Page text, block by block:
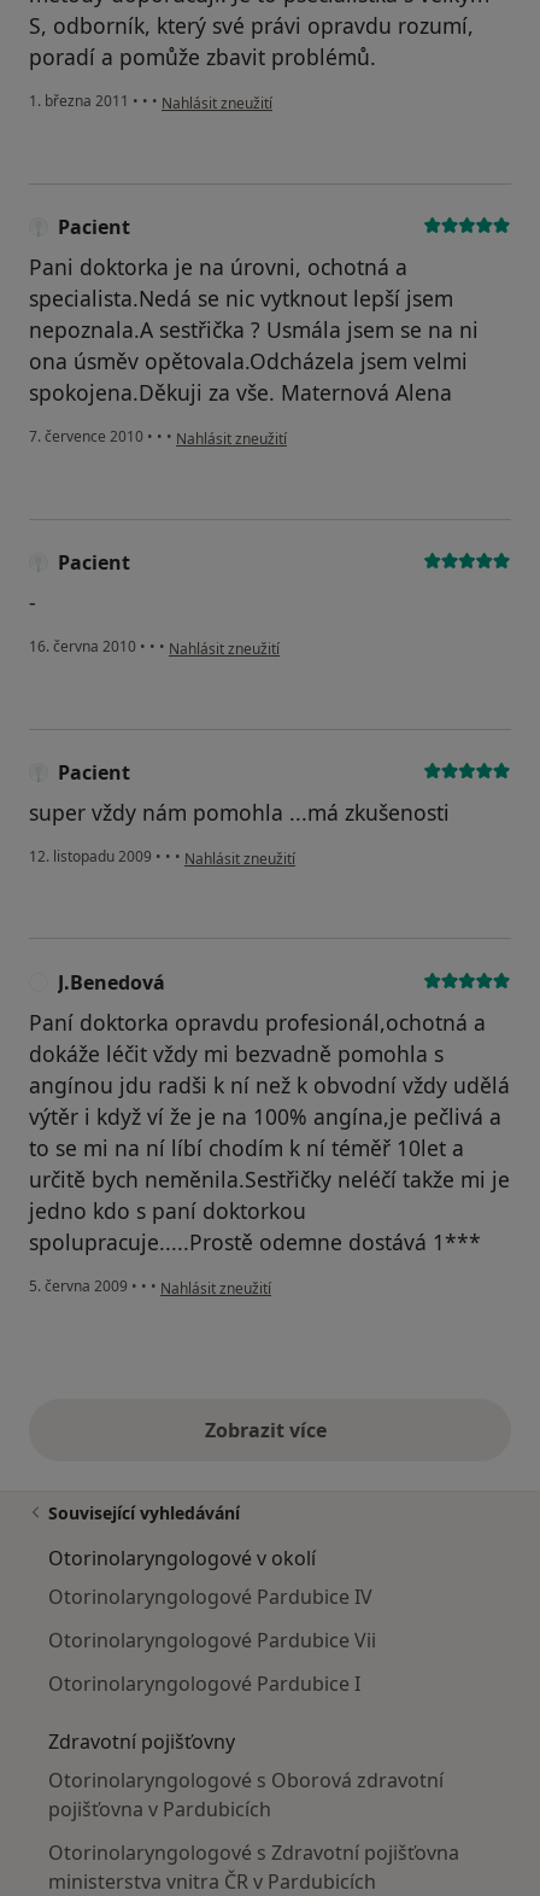
S, odborník, který své právi opravdu rozumí,
poradí a pomůže zbavit problémů.
1. března 2011 • • • podle názoru uživatele Pacient
Nahlásit zneužití
Pacient
Pani doktorka je na úrovni, ochotná a
specialista.Nedá se nic vytknout lepší jsem
nepoznala.A sestřička ? Usmála jsem se na ni
ona úsměv opětovala.Odcházela jsem velmi
spokojena.Děkuji za vše. Maternová Alena
7. července 2010 • • • podle názoru uživatele Pacient
Nahlásit zneužití
Pacient
-
16. června 2010 • • • podle názoru uživatele Pacient
Nahlásit zneužití
Pacient
super vždy nám pomohla ...má zkušenosti
12. listopadu 2009 • • • podle názoru uživatele Pacient
Nahlásit zneužití
J.Benedová
Paní doktorka opravdu profesionál,ochotná a
dokáže léčit vždy mi bezvadně pomohla s
angínou jdu radši k ní než k obvodní vždy udělá
výtěr i když ví že je na 100% angína,je pečlivá a
to se mi na ní líbí chodím k ní téměř 10let a
určitě bych neměnila.Sestřičky neléčí takže mi je
jedno kdo s paní doktorkou
spolupracuje.....Prostě odemne dostává 1***
5. června 2009 • • • podle názoru uživatele J.Benedová
Nahlásit zneužití
Zobrazit vícevýše uvedené názory
Související vyhledávání
Otorinolaryngologové v okolí
Otorinolaryngologové Pardubice IV
Otorinolaryngologové Pardubice Vii
Otorinolaryngologové Pardubice I
Zdravotní pojišťovny
Otorinolaryngologové s Oborová zdravotní
pojišťovna v Pardubicích
Otorinolaryngologové s Zdravotní pojišťovna
ministerstva vnitra ČR v Pardubicích